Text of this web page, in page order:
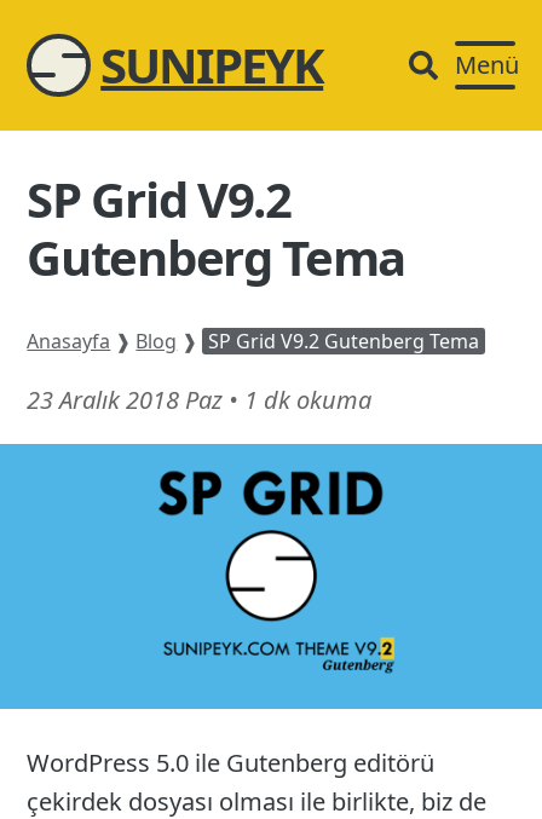
SUNIPEYK Menü
SP Grid V9.2
Gutenberg Tema
Anasayfa ❱ Blog ❱ SP Grid V9.2 Gutenberg Tema
23 Aralık 2018 Paz 21
Şubat
26
• 1 dk okuma
WordPress 5.0 ile Gutenberg editörü
çekirdek dosyası olması ile birlikte, biz de